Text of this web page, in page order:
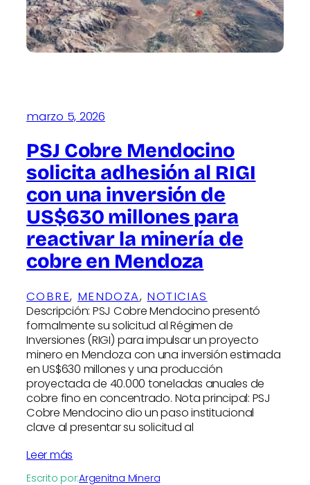
marzo 5, 2026
PSJ Cobre Mendocino
solicita adhesión al RIGI
con una inversión de
US$630 millones para
reactivar la minería de
cobre en Mendoza
COBRE, MENDOZA, NOTICIAS
Descripción: PSJ Cobre Mendocino presentó
formalmente su solicitud al Régimen de
Inversiones (RIGI) para impulsar un proyecto
minero en Mendoza con una inversión estimada
en US$630 millones y una producción
proyectada de 40.000 toneladas anuales de
cobre fino en concentrado. Nota principal: PSJ
Cobre Mendocino dio un paso institucional
clave al presentar su solicitud al
Leer más
Escrito por:Argenitna Minera